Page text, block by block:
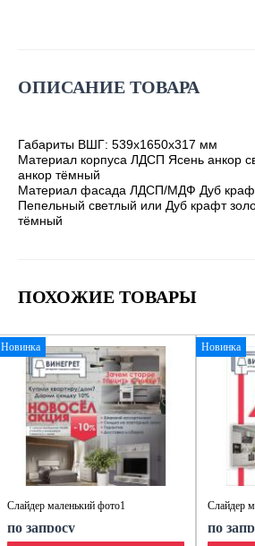
ОПИСАНИЕ ТОВАРА
Габариты ВШГ: 539х1650х317 мм
Материал корпуса ЛДСП Ясень анкор
анкор тёмный
Материал фасада ЛДСП/МДФ Дуб
Пепельный светлый или Дуб крафт
тёмный
ПОХОЖИЕ ТОВАРЫ
Новинка
Слайдер маленький фото1
по запросу
Новинка
Слайдер
по